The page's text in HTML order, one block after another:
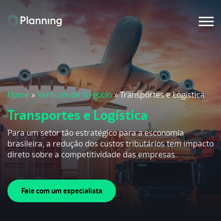
Home » Verticais de Negócio»Transportes e Logística
Transportes e Logística
Para um setor tão estratégico para a esconomia
brasileira, a redução dos custos tributários tem impacto
direto sobre a competitividade das empresas.
Fale com um especialista